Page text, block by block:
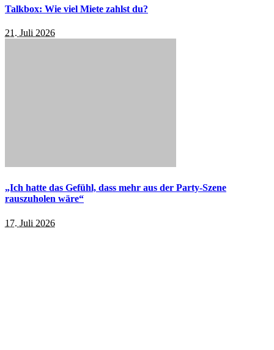
Talkbox: Wie viel Miete zahlst du?
21. Juli 2026
„Ich hatte das Gefühl, dass mehr aus der Party-Szene
rauszuholen wäre“
17. Juli 2026